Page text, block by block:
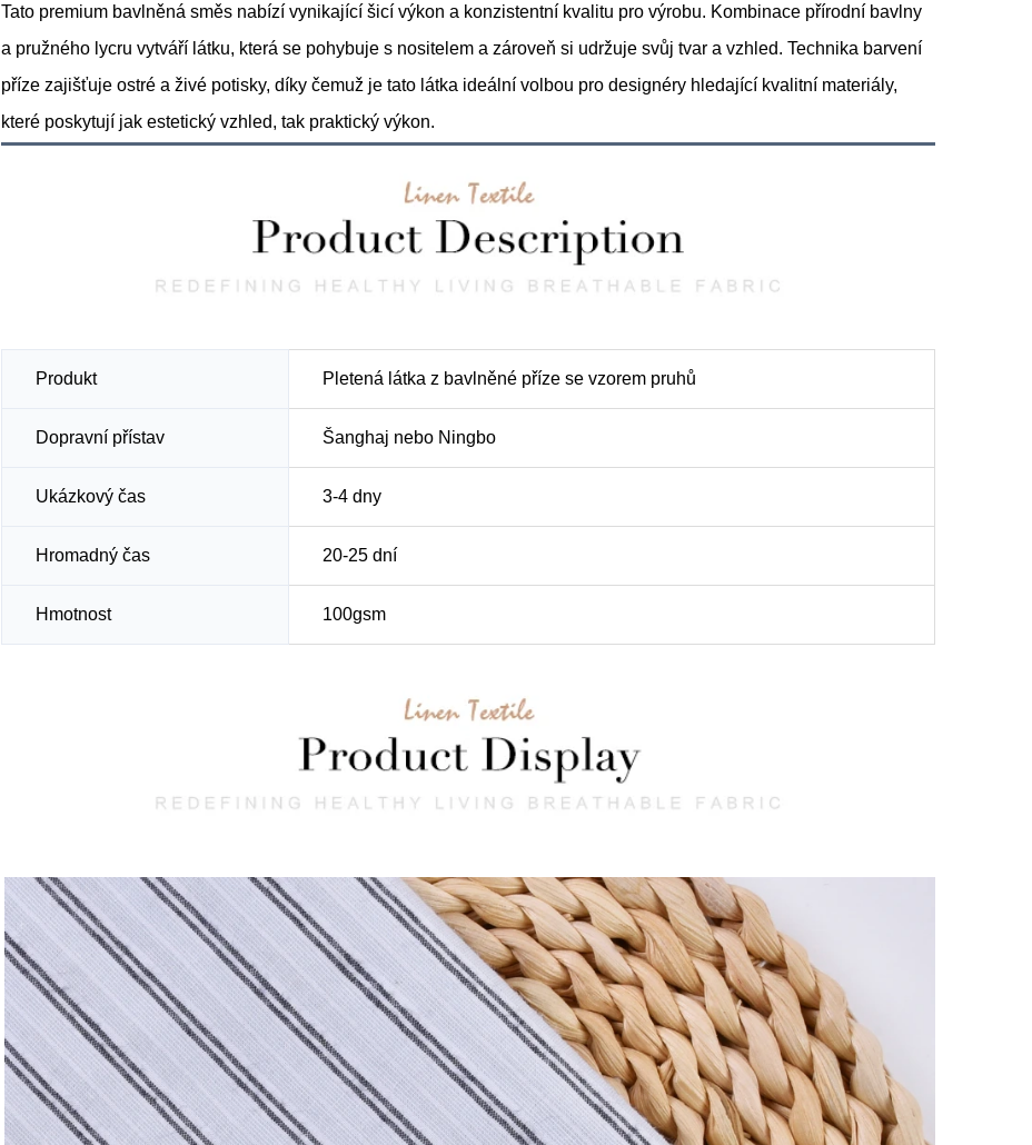
Tato premium bavlněná směs nabízí vynikající šicí výkon a konzistentní kvalitu pro výrobu. Kombinace přírodní bavlny
a pružného lycru vytváří látku, která se pohybuje s nositelem a zároveň si udržuje svůj tvar a vzhled. Technika barvení
příze zajišťuje ostré a živé potisky, díky čemuž je tato látka ideální volbou pro designéry hledající kvalitní materiály,
které poskytují jak estetický vzhled, tak praktický výkon.
Produkt Pletená látka z bavlněné příze se vzorem pruhů
Dopravní přístav Šanghaj nebo Ningbo
Ukázkový čas 3-4 dny
Hromadný čas 20-25 dní
Hmotnost 100gsm